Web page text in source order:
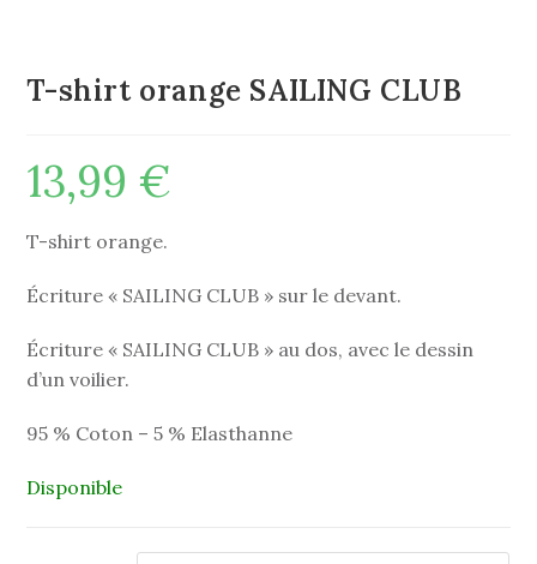
T-shirt orange SAILING CLUB
13,99 €
T-shirt orange.
Écriture « SAILING CLUB » sur le devant.
Écriture « SAILING CLUB » au dos, avec le dessin
d’un voilier.
95 % Coton – 5 % Elasthanne
Disponible